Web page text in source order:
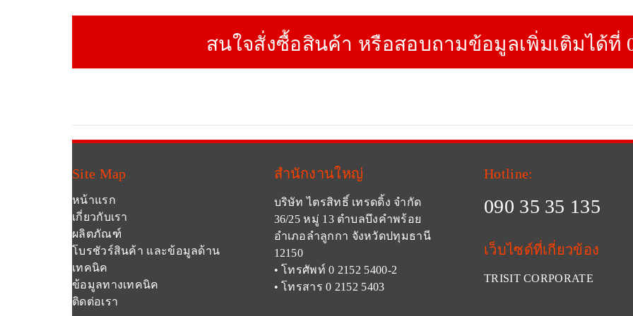
สนใจสั่งซื้อสินค้า หรือสอบถามข้อมูลเพิ่มเติมได้ที่
Site Map
หน้าแรก
เกี่ยวกับเรา
ผลิตภัณฑ์
โบรชัวร์สินค้า และข้อมูลด้าน
เทคนิค
ข้อมูลทางเทคนิค
ติดต่อเรา
สำนักงานใหญ่
บริษัท ไตรสิทธิ์ เทรดดิ้ง จำกัด
36/25 หมู่ 13 ตำบลบึงคำพร้อย
อำเภอลำลูกกา จังหวัดปทุมธานี
12150
• โทรศัพท์ 0 2152 5400-2
• โทรสาร 0 2152 5403
Hotline:
090 35 35 135
เว็บไซด์ที่เกี่ยวข้อง
TRISIT CORPORATE